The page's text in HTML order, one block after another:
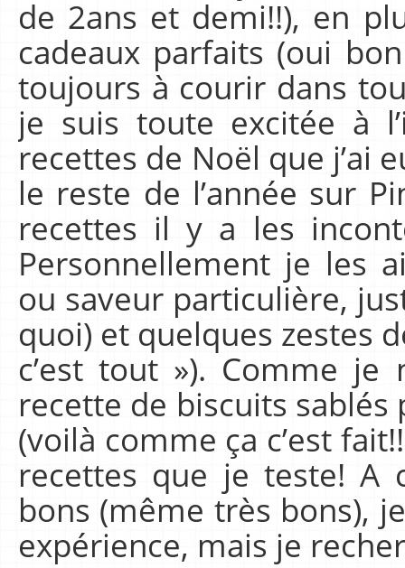
de 2ans et demi!!), en
cadeaux parfaits (oui
toujours à courir dans
je suis toute excitée à
recettes de Noël que j’ai
le reste de l’année sur
recettes il y a les
Personnellement je les
ou saveur particulière,
quoi) et quelques zestes
c’est tout »). Comme je
recette de biscuits
(voilà comme ça c’est
recettes que je teste! A
bons (même très bons),
expérience, mais je